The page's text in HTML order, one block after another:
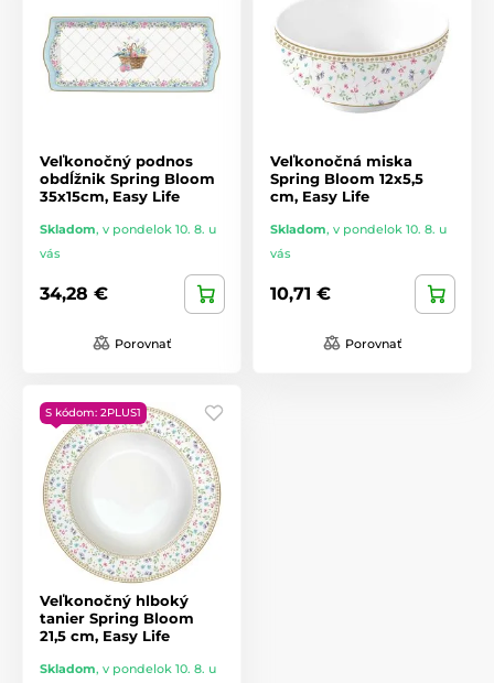
Veľkonočný podnos
obdĺžnik Spring Bloom
35x15cm, Easy Life
Skladom, v pondelok 10. 8. u
vás
34,28 €
Porovnať
Veľkonočná miska
Spring Bloom 12x5,5
cm, Easy Life
Skladom, v pondelok 10. 8. u
vás
10,71 €
Porovnať
S kódom: 2PLUS1
Veľkonočný hlboký
tanier Spring Bloom
21,5 cm, Easy Life
Skladom, v pondelok 10. 8. u